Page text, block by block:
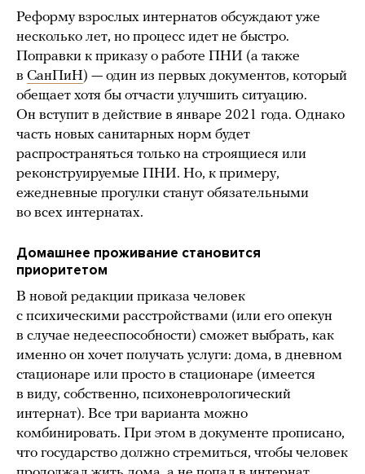
Реформу взрослых интернатов обсуждают уже
несколько лет, но процесс идет не быстро.
Поправки к приказу о работе ПНИ (а также
в СанПиН) — один из первых документов, который
обещает хотя бы отчасти улучшить ситуацию.
Он вступит в действие в январе 2021 года. Однако
часть новых санитарных норм будет
распространяться только на строящиеся или
реконструируемые ПНИ. Но, к примеру,
ежедневные прогулки станут обязательными
во всех интернатах.
Домашнее проживание становится
приоритетом
В новой редакции приказа человек
с психическими расстройствами (или его опекун
в случае недееспособности) сможет выбрать, как
именно он хочет получать услуги: дома, в дневном
стационаре или просто в стационаре (имеется
в виду, собственно, психоневрологический
интернат). Все три варианта можно
комбинировать. При этом в документе прописано,
что государство должно стремиться, чтобы человек